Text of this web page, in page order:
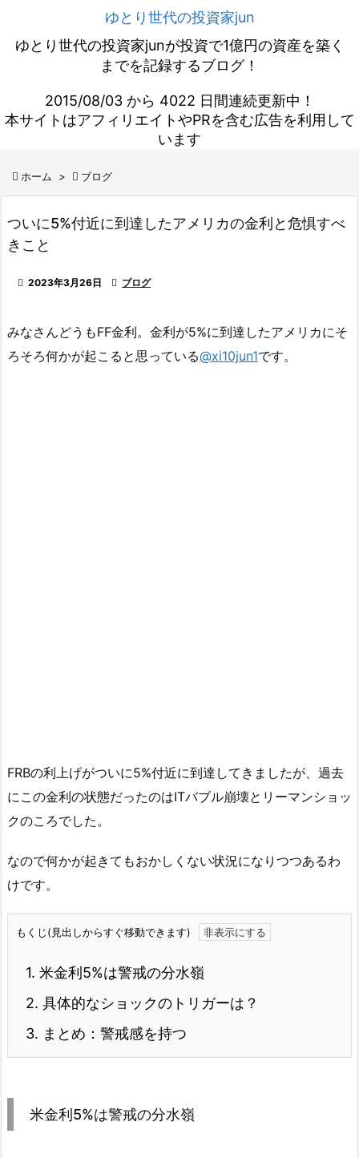
ゆとり世代の投資家jun
ゆとり世代の投資家junが投資で1億円の資産を築く
までを記録するブログ！
2015/08/03 から 4022 日間連続更新中！
本サイトはアフィリエイトやPRを含む広告を利用して
います
 ホーム >  ブログ
ついに5%付近に到達したアメリカの金利と危惧すべ
きこと
 2023年3月26日  ブログ
みなさんどうもFF金利。金利が5%に到達したアメリカにそ
ろそろ何かが起こると思っている@xi10jun1です。
FRBの利上げがついに5%付近に到達してきましたが、過去
にこの金利の状態だったのはITバブル崩壊とリーマンショッ
クのころでした。
なので何かが起きてもおかしくない状況になりつつあるわ
けです。
もくじ(見出しからすぐ移動できます)
1. 米金利5%は警戒の分水嶺
2. 具体的なショックのトリガーは？
3. まとめ：警戒感を持つ
米金利5%は警戒の分水嶺